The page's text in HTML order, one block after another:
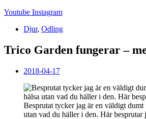
Youtube Instagram
Djur, Odling
Trico Garden fungerar –
2018-04-17
Besprutat tycker jag är en väldigt
utan vad du häller i den. Här